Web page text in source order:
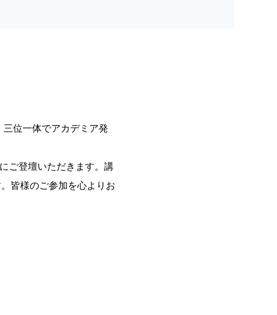
位一体でアカデミア発
ご登壇いただきます。講
皆様のご参加を心よりお